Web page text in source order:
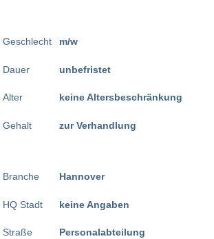
Geschlecht
Dauer
Alter
Gehalt
m/w
unbefristet
keine Altersbeschränkung
zur Verhandlung
Branche
HQ Stadt
Straße
Hannover
keine Angaben
Personalabteilung